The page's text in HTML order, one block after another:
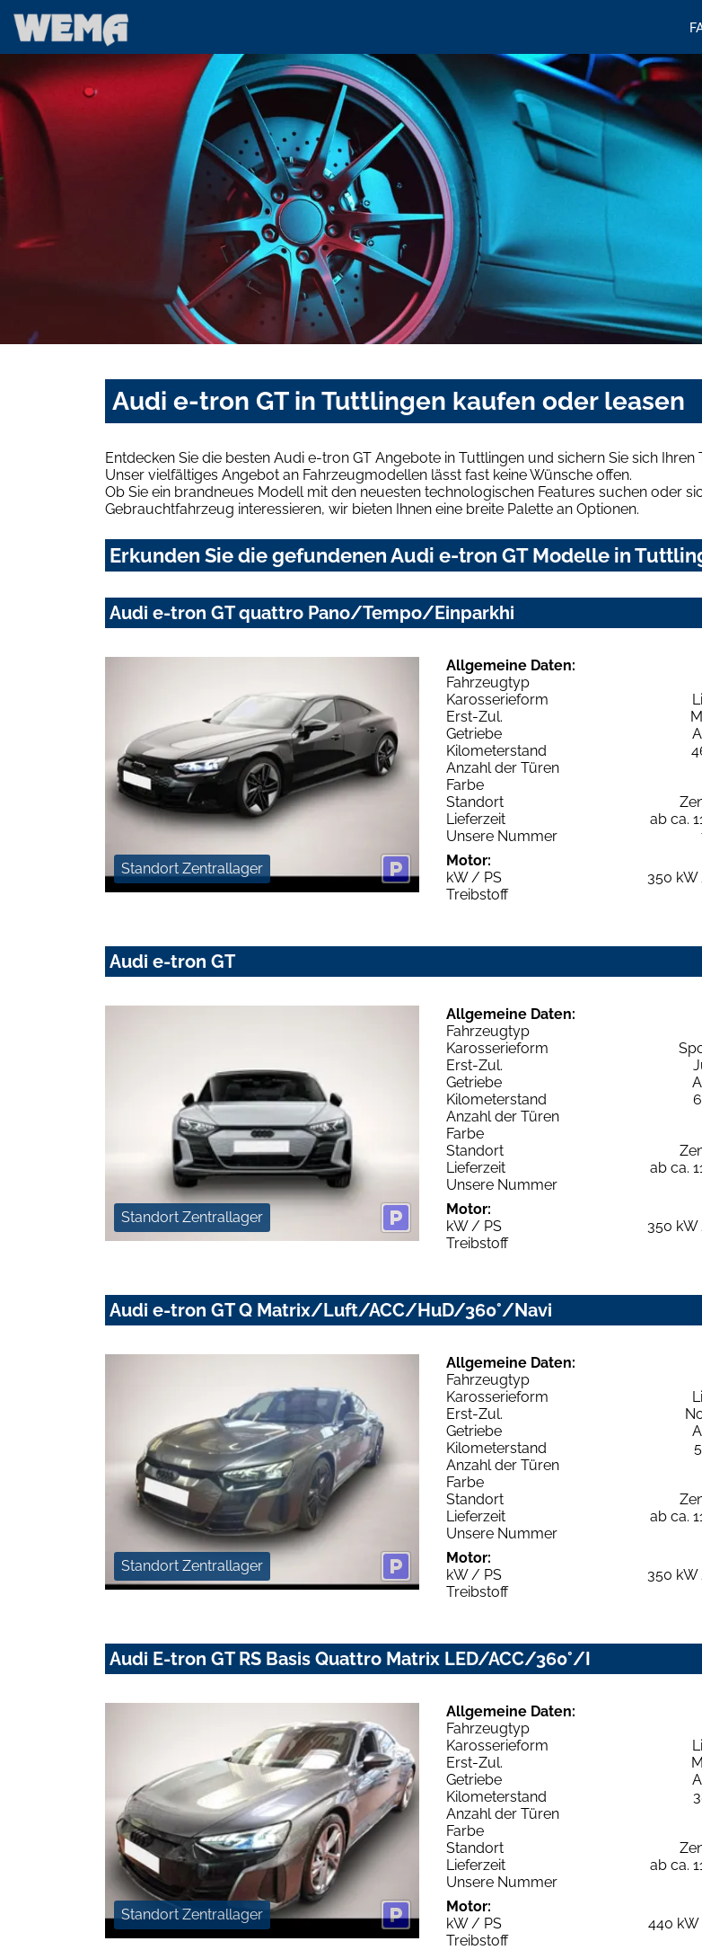
Audi e-tron GT in Tuttlingen kaufen oder leasen
Entdecken Sie die besten Audi e-tron GT Angebote in Tuttlingen und sichern Sie sich Ihren
Unser vielfältiges Angebot an Fahrzeugmodellen lässt fast keine Wünsche offen.
Ob Sie ein brandneues Modell mit den neuesten technologischen Features suchen oder
Gebrauchtfahrzeug interessieren, wir bieten Ihnen eine breite Palette an Optionen.
Erkunden Sie die gefundenen Audi e-tron GT Modelle in
Audi e-tron GT quattro Pano/Tempo/Einparkhi
Standort Zentrallager
Allgemeine Daten:
Fahrzeugtyp
Karosserieform
Erst-Zul.
Getriebe
Kilometerstand
Anzahl der Türen
Farbe
Standort
Lieferzeit
ab ca.
Unsere Nummer
Motor:
kW / PS
350
Treibstoff
Audi e-tron GT
Standort Zentrallager
Allgemeine Daten:
Fahrzeugtyp
Karosserieform
Erst-Zul.
Getriebe
Kilometerstand
Anzahl der Türen
Farbe
Standort
Lieferzeit
ab ca.
Unsere Nummer
Motor:
kW / PS
350
Treibstoff
Audi e-tron GT Q Matrix/Luft/ACC/HuD/360°/Navi
Standort Zentrallager
Allgemeine Daten:
Fahrzeugtyp
Karosserieform
Erst-Zul.
Getriebe
Kilometerstand
Anzahl der Türen
Farbe
Standort
Lieferzeit
ab ca.
Unsere Nummer
Motor:
kW / PS
350
Treibstoff
Audi E-tron GT RS Basis Quattro Matrix LED/ACC/360°/I
Standort Zentrallager
Allgemeine Daten:
Fahrzeugtyp
Karosserieform
Erst-Zul.
Getriebe
Kilometerstand
Anzahl der Türen
Farbe
Standort
Lieferzeit
ab ca.
Unsere Nummer
Motor:
kW / PS
440
Treibstoff